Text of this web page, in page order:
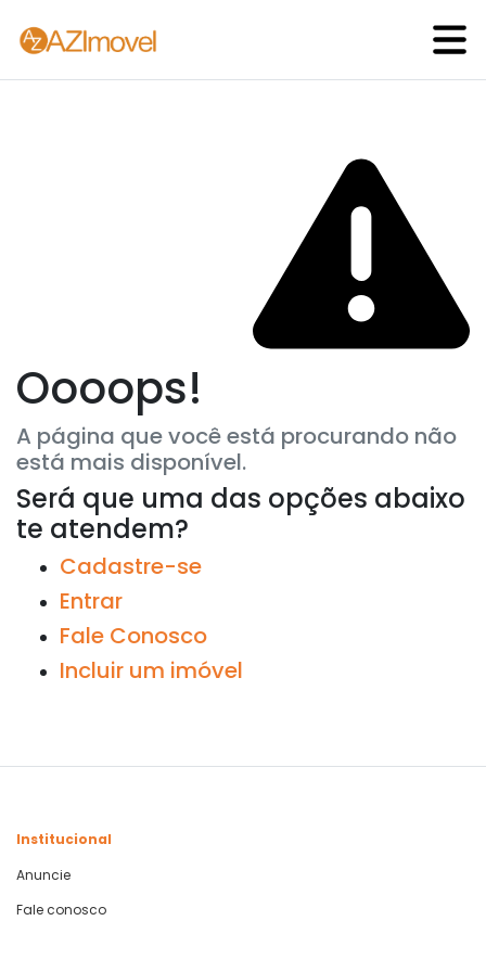
Oooops!
A página que você está procurando não
está mais disponível.
Será que uma das opções abaixo
te atendem?
Cadastre-se
Entrar
Fale Conosco
Incluir um imóvel
Institucional
Anuncie
Fale conosco